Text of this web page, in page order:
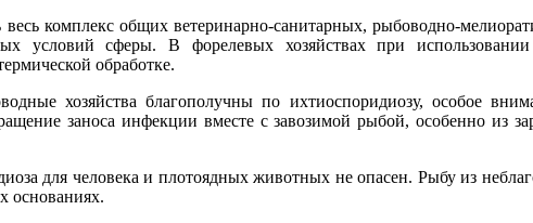
комплекс общих ветеринарно-санитарных, рыбоводно-
условий сферы. В форелевых хозяйствах при
обработке.
хозяйства благополучны по ихтиоспоридиозу, особое
заноса инфекции вместе с завозимой рыбой, особенно из
для человека и плотоядных животных не опасен. Рыбу из
основаниях.